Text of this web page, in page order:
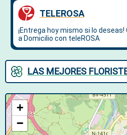
LAS MEJORES
+
−